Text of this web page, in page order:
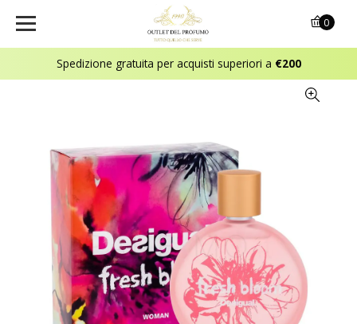
Spedizione gratuita per acquisti superiori a €200
0